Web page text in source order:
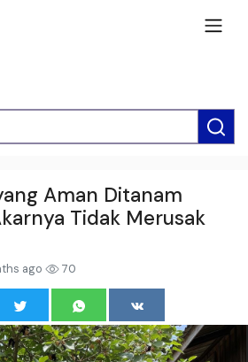
Aman Ditanam
Tidak Merusak
ago 70